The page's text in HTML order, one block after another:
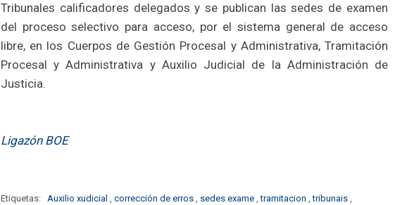
Tribunales calificadores delegados y se publican las sedes de examen
del proceso selectivo para acceso, por el sistema general de acceso
libre, en los Cuerpos de Gestión Procesal y Administrativa, Tramitación
Procesal y Administrativa y Auxilio Judicial de la Administración de
Justicia.
Ligazón BOE
Etiquetas: Auxilio xudicial , corrección de erros , sedes exame ,tramitacion ,tribunais ,